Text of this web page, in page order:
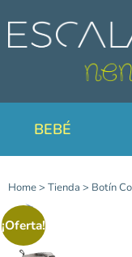
BEBÉ
Home> Tienda > Botín
¡Oferta!